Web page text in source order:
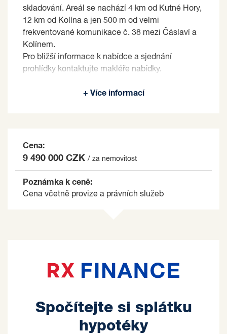
skladování. Areál se nachází 4 km od Kutné Hory,
12 km od Kolína a jen 500 m od velmi
frekventované komunikace č. 38 mezi Čáslaví a
Kolínem.
Pro bližší informace k nabídce a sjednání
prohlídky kontaktujte makléře nabídky.
na základě jím zvolených kritérií.
+ Více informací
Cena:
9 490 000 CZK / za nemovitost
Poznámka k ceně:
Cena včetně provize a právních služeb
Spočítejte si splátku
hypotéky